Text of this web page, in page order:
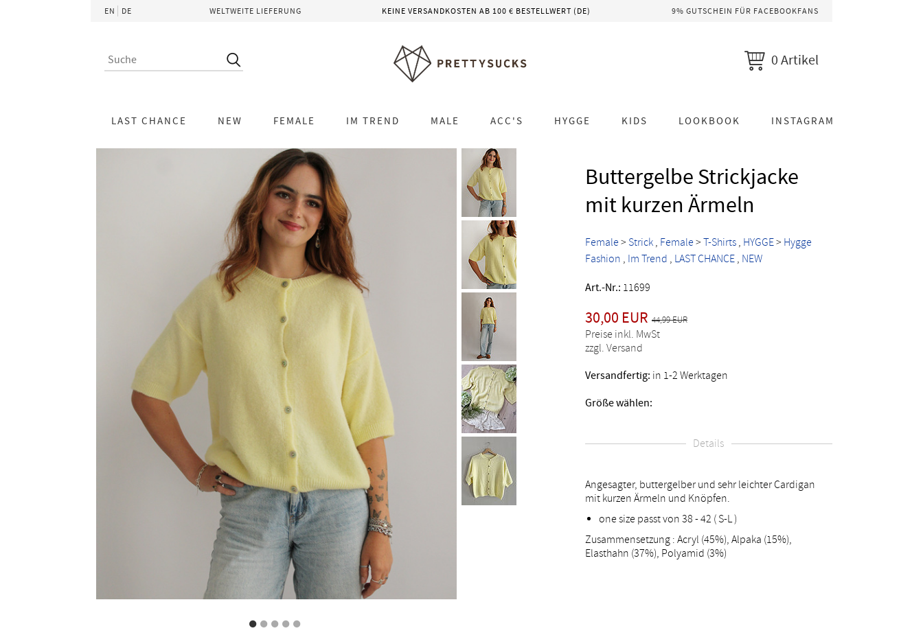
EN DE WELTWEITE LIEFERUNG KEINE VERSANDKOSTEN AB 100 € BESTELLWERT (DE) 9% GUTSCHEIN FÜR FACEBOOKFANS
0 Artikel
LAST CHANCE NEW FEMALE IM TREND MALE ACC'S HYGGE KIDS LOOKBOOK INSTAGRAM
Buttergelbe Strickjacke
mit kurzen Ärmeln
Female> Strick Female> T-Shirts HYGGE> Hygge
Fashion Im Trend LAST CHANCE NEW
Art.-Nr.: 11699
30,00 EUR 44,99 EUR
Preise inkl. MwSt
zzgl. Versand
Versandfertig: in 1-2 Werktagen
Größe wählen:
Details
Angesagter, buttergelber und sehr leichter Cardigan
mit kurzen Ärmeln und Knöpfen.
one size passt von 38 - 42 ( S-L )
Zusammensetzung : Acryl (45%), Alpaka (15%),
Elasthahn (37%), Polyamid (3%)